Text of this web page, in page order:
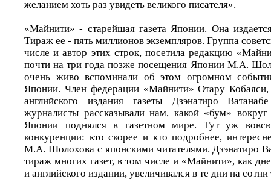
желанием хоть раз увидеть великого писателя».
«Майнити» - старейшая газета Японии. Она
Тираж ее - пять миллионов экземпляров. Группа
числе и автор этих строк, посетила редакцию
почти на три года позже посещения Японии М.А.
очень живо вспоминали об этом огромном
Японии. Член федерации «Майнити» Отару Кобаяси,
английского издания газеты Дзэнатиро
журналисты рассказывали нам, какой «бум»
Японии поднялся в газетном мире. Тут уж
конкуренции: кто скорее и кто подробнее,
М.А. Шолохова с японскими читателями. Дзэнатиро
тираж многих газет, в том числе и «Майнити», как
и английского издании, увеличивался в те дни на